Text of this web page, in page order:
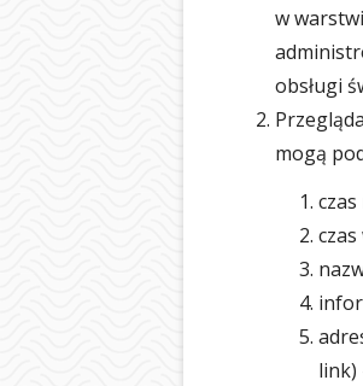
w
obsługi
mogą
czas
link)